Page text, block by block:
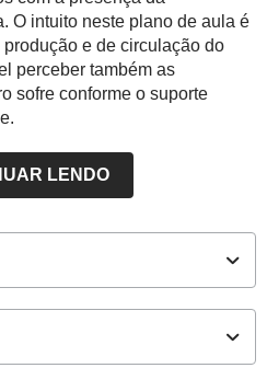
O intuito neste plano de aula é
e de circulação do
perceber também as
sofre conforme o suporte
LENDO